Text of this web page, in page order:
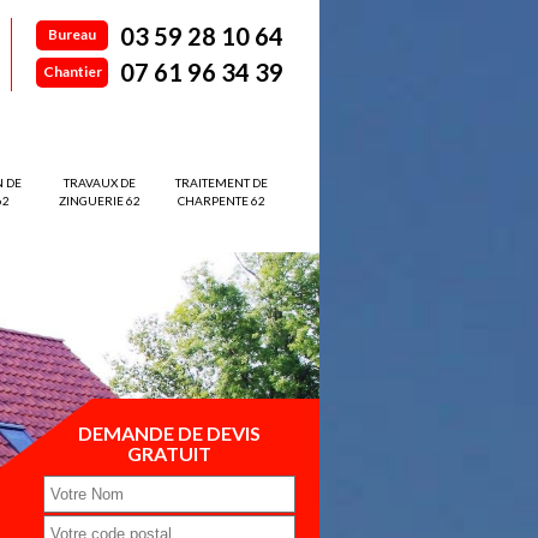
Bureau 03 59 28 10 64
Chantier 07 61 96 34 39
DE
TRAVAUX DE
ZINGUERIE 62
TRAITEMENT DE
CHARPENTE 62
DEMANDE DE DEVIS
GRATUIT